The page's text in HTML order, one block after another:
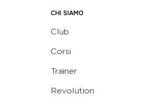
CHI SIAMO
Club
Corsi
Trainer
Revolution